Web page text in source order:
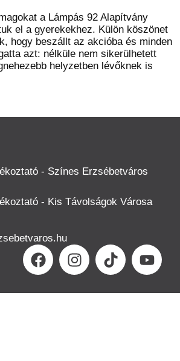
a Lámpás 92 Alapítvány
el a gyerekekhez. Külön köszönet
hogy beszállt az akcióba és minden
azt: nélküle nem sikerülhetett
helyzetben lévőknek is
- Színes Erzsébetváros
- Kis Távolságok Városa